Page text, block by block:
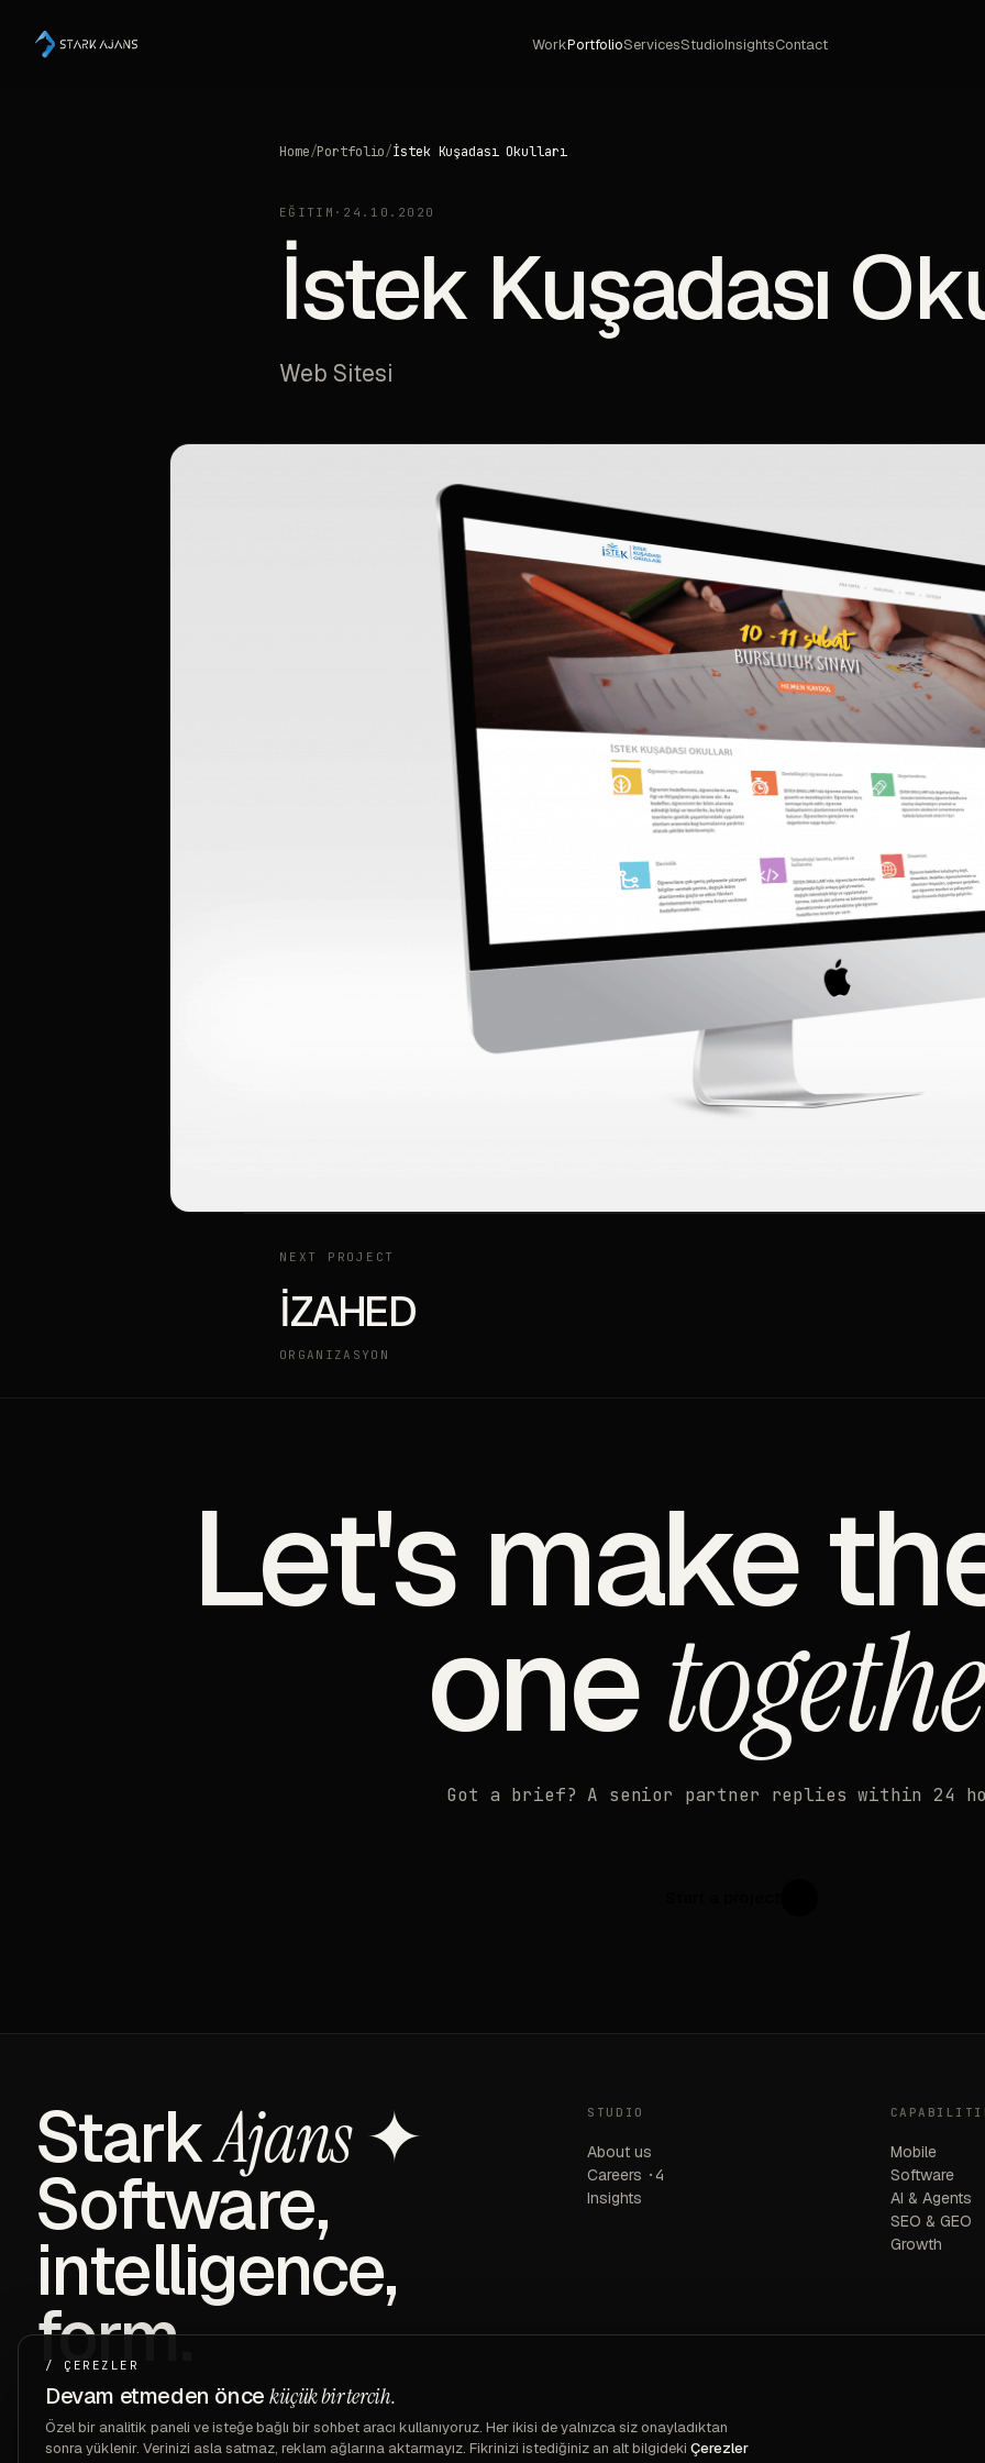
WorkPortfolioServicesStudioInsightsContact
Home/Portfolio/İstek Kuşadası Okulları
EĞITIM · 24.10.2020
İstek Kuşadası
Web Sitesi
NEXT PROJECT
İZAHED
ORGANIZASYON
Let's make
one
Got a brief? A senior partner replies within 24
StarkAjans✦
Software,
intelligence,
form.
STUDIO
About us
Careers ·4
Insights
Mobile
Software
AI & Agents
SEO & GEO
Growth
/ ÇEREZLER
Devam etmeden önceküçük bir tercih.
Özel bir analitik paneli ve isteğe bağlı bir sohbet aracı kullanıyoruz. Her ikisi de yalnızca siz onayladıktan
sonra yüklenir. Verinizi asla satmaz, reklam ağlarına aktarmayız. Fikrinizi istediğiniz an alt bilgideki Çerezler